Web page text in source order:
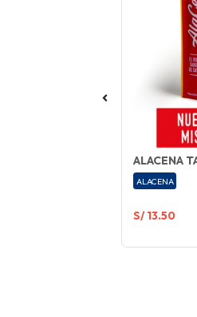
ALACENA
ALACENA
S/ 13.50